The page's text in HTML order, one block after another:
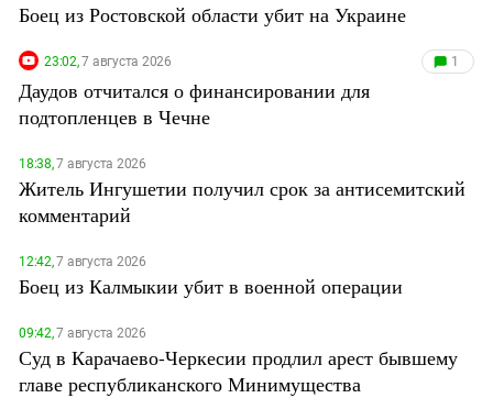
Боец из Ростовской области убит на Украине
23:02,7 августа 2026 1
Даудов отчитался о финансировании для
подтопленцев в Чечне
18:38,7 августа 2026
Житель Ингушетии получил срок за антисемитский
комментарий
12:42,7 августа 2026
Боец из Калмыкии убит в военной операции
09:42,7 августа 2026
Суд в Карачаево-Черкесии продлил арест бывшему
главе республиканского Минимущества